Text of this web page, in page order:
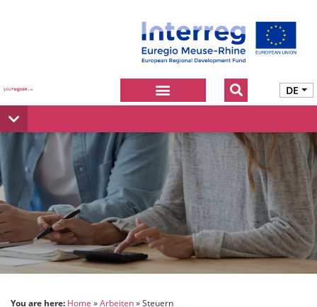
DE
You are here: Home Arbeiten Steuern